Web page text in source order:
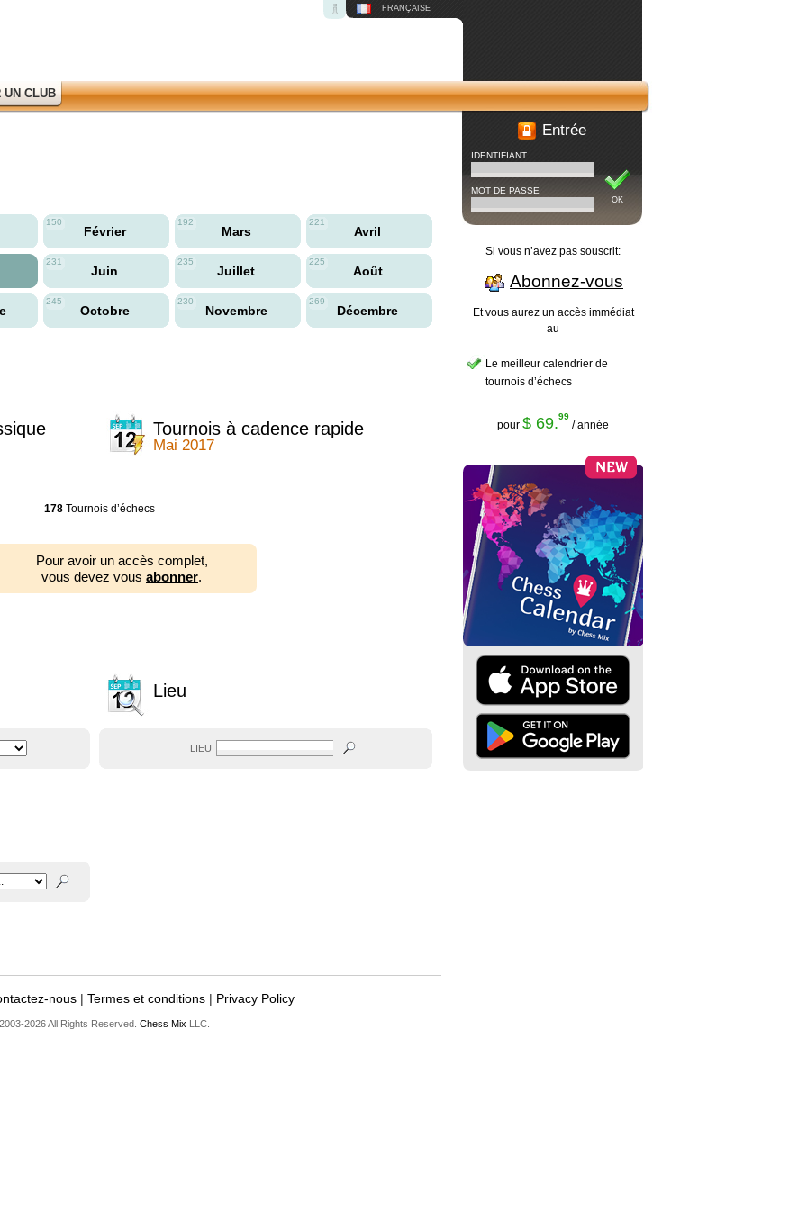
FRANÇAISE
UN CLUB
150
Février
192
Mars
221
Avril
231
Juin
235
Juillet
225
Août
245
Octobre
230
Novembre
269
Décembre
Tournois à cadence rapide
Mai 2017
178Tournois d’échecs
Pour avoir un accès complet,
vous devez vous abonner.
Lieu
LIEU
nous| Termes et conditions| Privacy Policy
2026 All Rights Reserved. Chess Mix LLC.
Entrée
OK
IDENTIFIANT
MOT DE PASSE
Si vous n’avez pas souscrit:
Abonnez-vous
Et vous aurez un accès immédiat
au
Le meilleur calendrier de
tournois d’échecs
pour $ 69.99
/ année